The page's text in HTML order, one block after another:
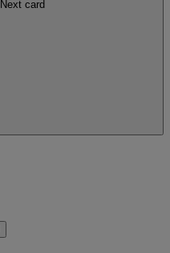
Next card